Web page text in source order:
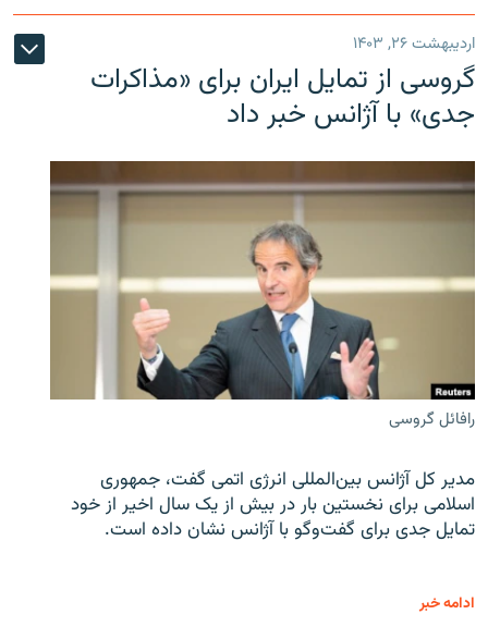
اردیبهشت ۲۶, ۱۴۰۳
گروسی از تمایل ایران برای «مذاکرات
جدی» با آژانس خبر داد
رافائل گروسی
مدیر کل آژانس بین‌المللی انرژی اتمی گفت، جمهوری
اسلامی برای نخستین بار در بیش از یک سال اخیر از خود
تمایل جدی برای گفت‌وگو با آژانس نشان داده است.
ادامه خبر